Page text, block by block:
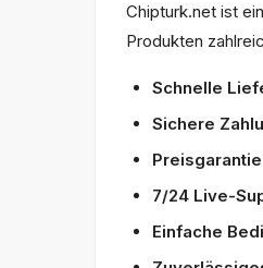
Chipturk.net ist
Produkten
Schnelle
Sichere
7/24 Live-
Einfache